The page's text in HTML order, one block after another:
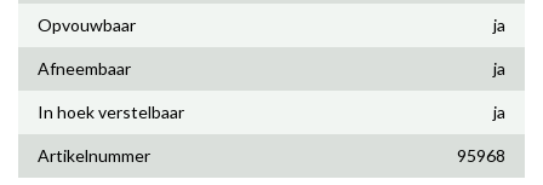
Opvouwbaar ja
Afneembaar ja
In hoek verstelbaar ja
Artikelnummer 95968